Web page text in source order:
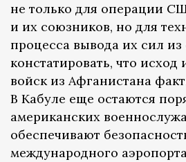
не только для операции
и их союзников, но для
процесса вывода их сил
констатировать, что
войск из Афганистана
В Кабуле еще остаются
американских
обеспечивают
международного